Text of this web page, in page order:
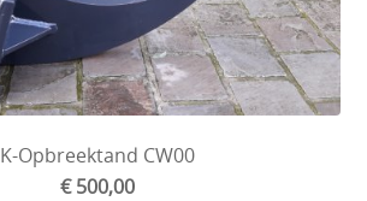
K-Opbreektand CW00
€ 500,00